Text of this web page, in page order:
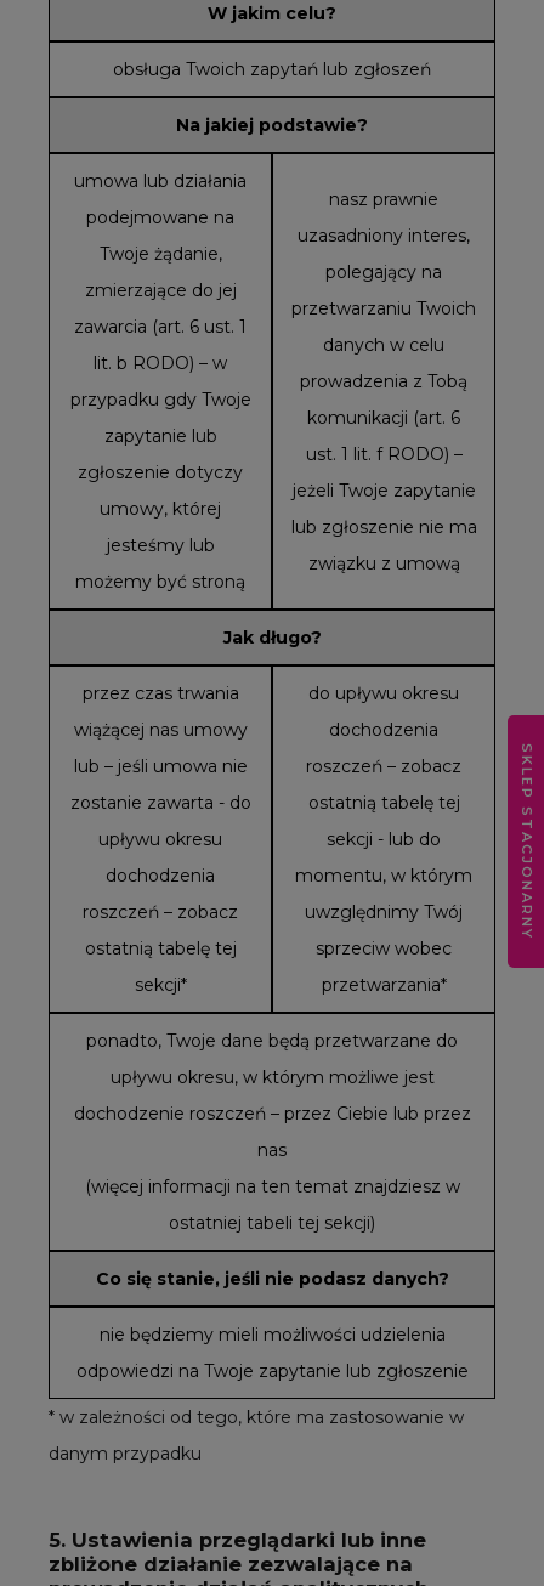
W jakim celu?
obsługa Twoich zapytań lub zgłoszeń
Na jakiej podstawie?
umowa lub działania
podejmowane na
Twoje żądanie,
zmierzające do jej
zawarcia (art. 6 ust. 1
lit. b RODO) – w
przypadku gdy Twoje
zapytanie lub
zgłoszenie dotyczy
umowy, której
jesteśmy lub
możemy być stroną
nasz prawnie
uzasadniony interes,
polegający na
przetwarzaniu Twoich
danych w celu
prowadzenia z Tobą
komunikacji (art. 6
ust. 1 lit. f RODO) –
jeżeli Twoje zapytanie
lub zgłoszenie nie ma
związku z umową
Jak długo?
przez czas trwania
wiążącej nas umowy
lub – jeśli umowa nie
zostanie zawarta - do
upływu okresu
dochodzenia
roszczeń – zobacz
ostatnią tabelę tej
sekcji*
do upływu okresu
dochodzenia
roszczeń – zobacz
ostatnią tabelę tej
sekcji - lub do
momentu, w którym
uwzględnimy Twój
sprzeciw wobec
przetwarzania*
ponadto, Twoje dane będą przetwarzane do
upływu okresu, w którym możliwe jest
dochodzenie roszczeń – przez Ciebie lub przez
nas
(więcej informacji na ten temat znajdziesz w
ostatniej tabeli tej sekcji)
Co się stanie, jeśli nie podasz danych?
nie będziemy mieli możliwości udzielenia
odpowiedzi na Twoje zapytanie lub zgłoszenie
* w zależności od tego, które ma zastosowanie w
danym przypadku
5. Ustawienia przeglądarki lub inne
zbliżone działanie zezwalające na
SKLEP STACJONARNY